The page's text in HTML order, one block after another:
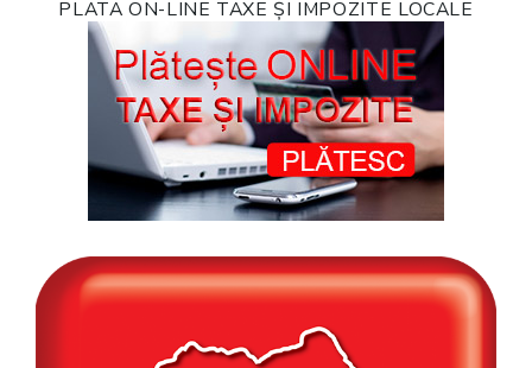
PLATA ON-LINE TAXE ȘI IMPOZITE LOCALE